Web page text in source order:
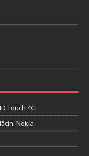
Touch 4G
Nokia